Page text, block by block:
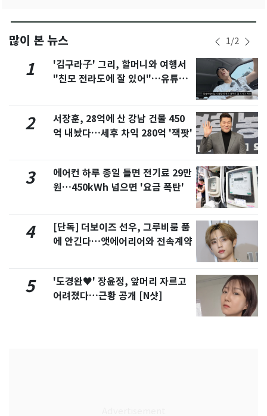
많이 본 뉴스 1/2
1
'김구라子' 그리, 할머니와 여행서
"친모 전라도에 잘 있어"…유튜브
2
서장훈, 28억에 산 강남 건물 450
억 내놨다…세후 차익 280억 '잭팟'
3
에어컨 하루 종일 틀면 전기료 29만
원…450kWh 넘으면 '요금 폭탄'
4
[단독] 더보이즈 선우, 그루비룸 품
에 안긴다…앳에어리어와 전속계약
5
'도경완♥' 장윤정, 앞머리 자르고
어려졌다…근황 공개 [N샷]